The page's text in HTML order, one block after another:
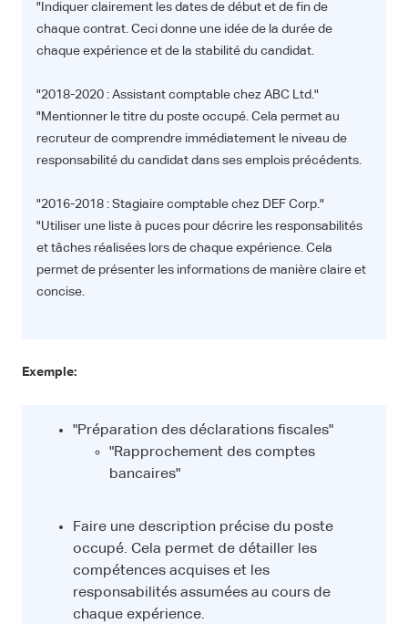
"Indiquer clairement les dates de début et de fin de
chaque contrat. Ceci donne une idée de la durée de
chaque expérience et de la stabilité du candidat.
"2018-2020 : Assistant comptable chez ABC Ltd."
"Mentionner le titre du poste occupé. Cela permet au
recruteur de comprendre immédiatement le niveau de
responsabilité du candidat dans ses emplois précédents.
"2016-2018 : Stagiaire comptable chez DEF Corp."
"Utiliser une liste à puces pour décrire les responsabilités
et tâches réalisées lors de chaque expérience. Cela
permet de présenter les informations de manière claire et
concise.
Exemple:
"Préparation des déclarations fiscales"
"Rapprochement des comptes
bancaires"
Faire une description précise du poste
occupé. Cela permet de détailler les
compétences acquises et les
responsabilités assumées au cours de
chaque expérience.